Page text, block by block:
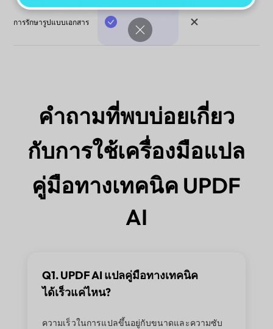
การรักษารูปแบบเอกสาร
คำถามที่พบบ่อยเกี่ยว
กับการใช้เครื่องมือแปล
คู่มือทางเทคนิค UPDF
AI
Q1. UPDF AI แปลคู่มือทางเทคนิค
ได้เร็วแค่ไหน?
ความเร็วในการแปลขึ้นอยู่กับขนาดและความซับ